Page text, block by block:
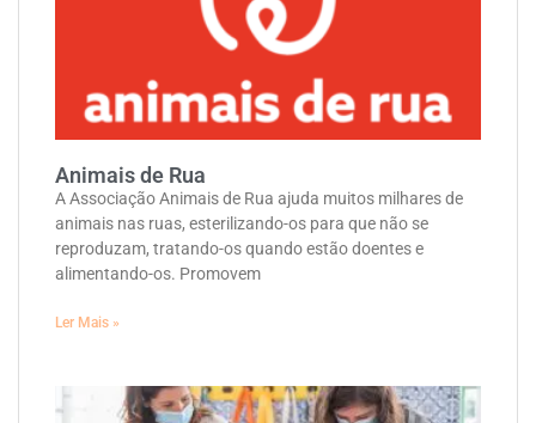
Animais de Rua
A Associação Animais de Rua ajuda muitos milhares de
animais nas ruas, esterilizando-os para que não se
reproduzam, tratando-os quando estão doentes e
alimentando-os. Promovem
Ler Mais »